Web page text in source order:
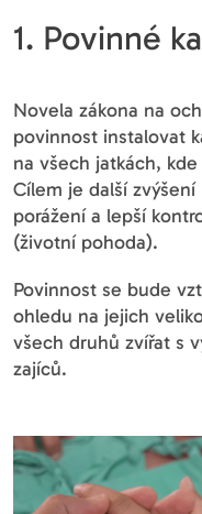
1. Povinné
Novela zákona na
povinnost instalovat
na všech jatkách,
Cílem je další
porážení a lepší
(životní pohoda).
Povinnost se bude
ohledu na jejich
všech druhů zvířat s
zajíců.